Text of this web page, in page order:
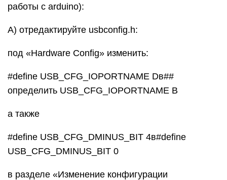
работы с arduino):
А) отредактируйте usbconfig.h:
под «Hardware Config» изменить:
#define USB_CFG_IOPORTNAME Dв##
определить USB_CFG_IOPORTNAME B
а также
#define USB_CFG_DMINUS_BIT 4в#define
USB_CFG_DMINUS_BIT 0
в разделе «Изменение конфигурации